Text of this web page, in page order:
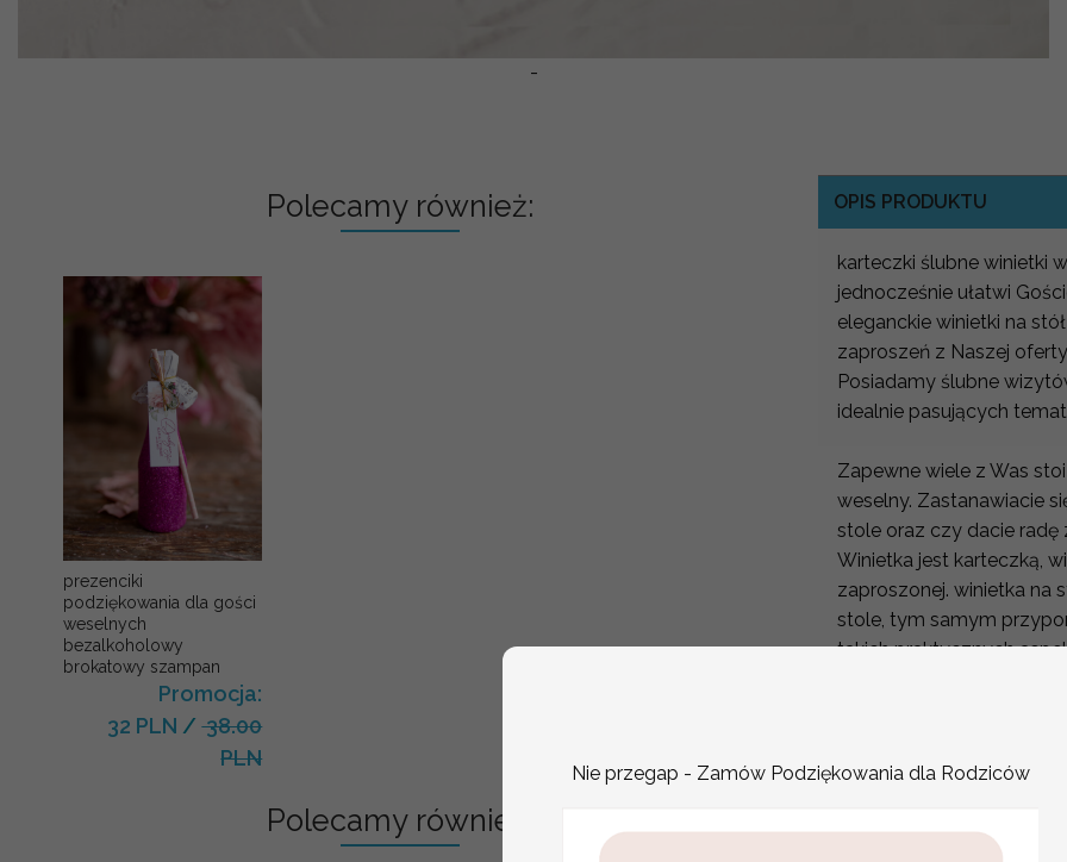
-
Polecamy również:
prezenciki
podziękowania dla gości
weselnych
bezalkoholowy
brokatowy szampan
Promocja:
32 PLN /38.00
PLN
Polecamy również:
OPIS PRODUKTU
karteczki ślubne winietki
jednocześnie ułatwi
eleganckie winietki na
zaproszeń z Naszej
Posiadamy ślubne
idealnie pasujących
Zapewne wiele z Was
weselny. Zastanawiacie
stole oraz czy dacie radę
Winietka jest karteczką,
zaproszonej. winietka na
stole, tym samym
takich praktycznych
dla gościa weselnego i
Winietki na ślub często
Wizytówka na stół
walory dekoracyjne.
ślubne do stylu i
Nie przegap - Zamów Podziękowania dla Rodziców